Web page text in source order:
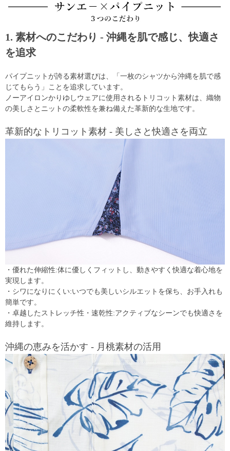
1. 素材へのこだわり - 沖縄を肌で感じ、快適さ
を追求
パイプニットが誇る素材選びは、「一枚のシャツから沖縄を肌で感
じてもらう」ことを追求しています。
ノーアイロンかりゆしウェアに使用されるトリコット素材は、織物
の美しさとニットの柔軟性を兼ね備えた革新的な生地です。
革新的なトリコット素材 - 美しさと快適さを両立
・優れた伸縮性:体に優しくフィットし、動きやすく快適な着心地を
実現します。
・シワになりにくい:いつでも美しいシルエットを保ち、お手入れも
簡単です。
・卓越したストレッチ性・速乾性:アクティブなシーンでも快適さを
維持します。
沖縄の恵みを活かす - 月桃素材の活用